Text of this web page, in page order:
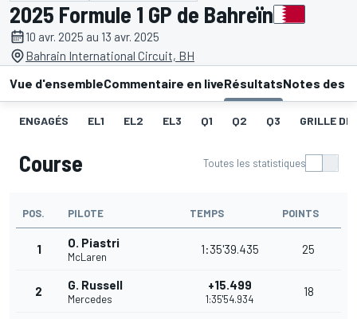
2025 Formule 1 GP de Bahreïn
10 avr. 2025 au 13 avr. 2025
Bahrain International Circuit, BH
Vue d'ensembleCommentaire en liveRésultatsNotes des
ENGAGÉS EL1 EL2 EL3 Q1 Q2 Q3 GRILLE DE
Course Toutes les statistiques
POS. PILOTE TEMPS POINTS
1 O. Piastri
McLaren
1:35'39.435 25
2 G. Russell
Mercedes
+15.499
1:35'54.934
18